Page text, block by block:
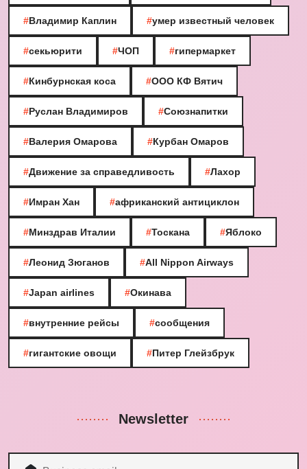
#Владимир Каплин #умер известный человек
#секьюрити #ЧОП #гипермаркет
#Кинбурнская коса #ООО КФ Вятич
#Руслан Владимиров #Союзнапитки
#Валерия Омарова #Курбан Омаров
#Движение за справедливость #Лахор
#Имран Хан #африканский антициклон
#Минздрав Италии #Тоскана #Яблоко
#Леонид Зюганов #All Nippon Airways
#Japan airlines #Окинава
#внутренние рейсы #сообщения
#гигантские овощи #Питер Глейзбрук
Newsletter